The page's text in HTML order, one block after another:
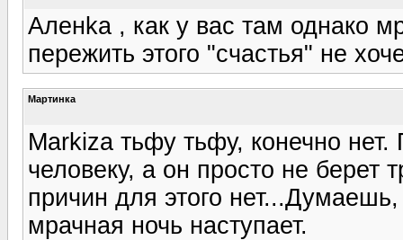
Аленka , как у вас там однако
пережить этого "счастья" не
Мартинка
Markiza тьфу тьфу, конечно
человеку, а он просто не берет
причин для этого
мрачная ночь наступает.